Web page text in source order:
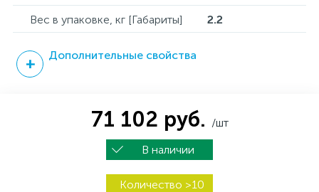
Вес в упаковке, кг [Габариты] 2.2
Дополнительные свойства
71 102 руб. /шт
В наличии
Количество >10